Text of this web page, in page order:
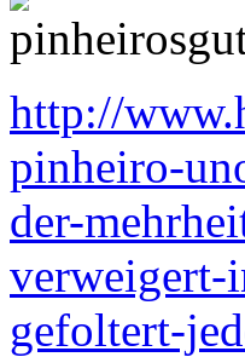
http://
pinheiro-
der-
verweigert-
gefoltert-